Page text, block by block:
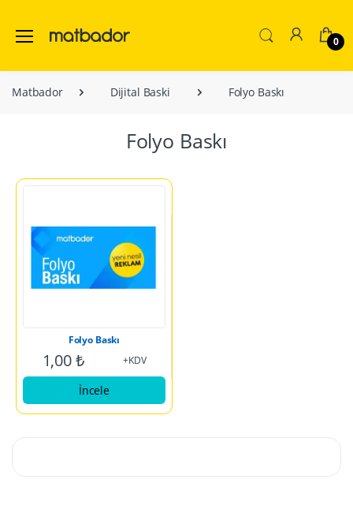
0
Matbador Dijital Baski Folyo Baskı
Folyo Baskı
Folyo Baskı
1,00 ₺ +KDV
İncele